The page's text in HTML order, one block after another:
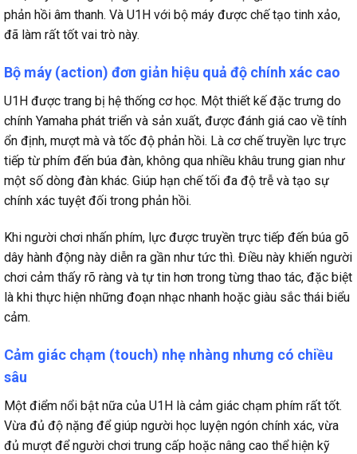
phản hồi âm thanh. Và U1H với bộ máy được chế tạo tinh xảo,
đã làm rất tốt vai trò này.
Bộ máy (action) đơn giản hiệu quả độ chính xác cao
U1H được trang bị hệ thống cơ học. Một thiết kế đặc trưng do
chính Yamaha phát triển và sản xuất, được đánh giá cao về tính
ổn định, mượt mà và tốc độ phản hồi. Là cơ chế truyền lực trực
tiếp từ phím đến búa đàn, không qua nhiều khâu trung gian như
một số dòng đàn khác. Giúp hạn chế tối đa độ trễ và tạo sự
chính xác tuyệt đối trong phản hồi.
Khi người chơi nhấn phím, lực được truyền trực tiếp đến búa gõ
dây hành động này diễn ra gần như tức thì. Điều này khiến người
chơi cảm thấy rõ ràng và tự tin hơn trong từng thao tác, đặc biệt
là khi thực hiện những đoạn nhạc nhanh hoặc giàu sắc thái biểu
cảm.
Cảm giác chạm (touch) nhẹ nhàng nhưng có chiều
sâu
Một điểm nổi bật nữa của U1H là cảm giác chạm phím rất tốt.
Vừa đủ độ nặng để giúp người học luyện ngón chính xác, vừa
đủ mượt để người chơi trung cấp hoặc nâng cao thể hiện kỹ